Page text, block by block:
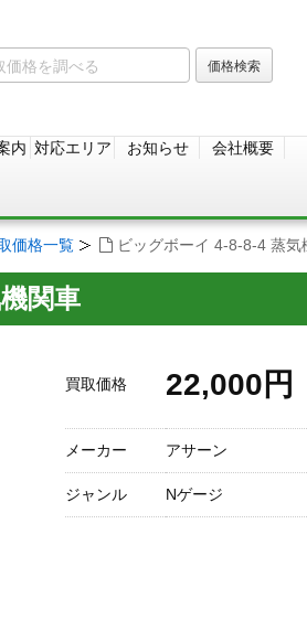
内 対応エリア お知らせ 会社概要
価格一覧 ビッグボーイ 4-8-8-4 蒸気
関車
買取価格 22,000円
メーカー アサーン
ジャンル Nゲージ